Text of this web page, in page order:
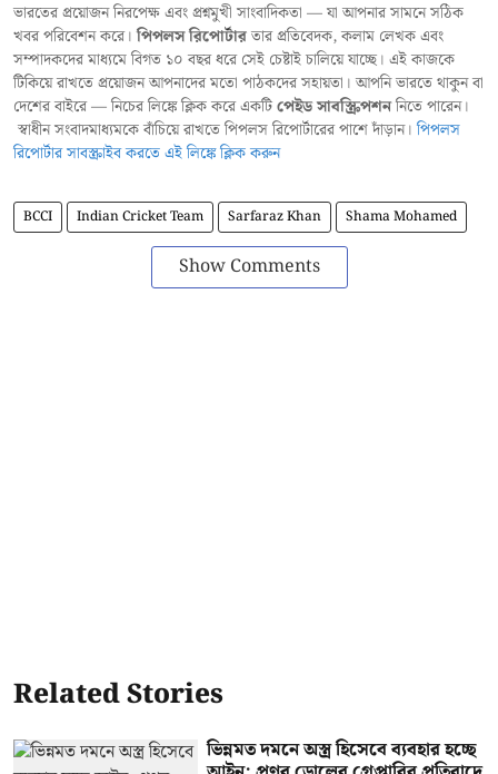
ভারতের প্রয়োজন নিরপেক্ষ এবং প্রশ্নমুখী সাংবাদিকতা — যা আপনার সামনে সঠিক
খবর পরিবেশন করে।পিপলস রিপোর্টারতার প্রতিবেদক, কলাম লেখক এবং
সম্পাদকদের মাধ্যমে বিগত ১০ বছর ধরে সেই চেষ্টাই চালিয়ে যাচ্ছে। এই কাজকে
টিকিয়ে রাখতে প্রয়োজন আপনাদের মতো পাঠকদের সহায়তা। আপনি ভারতে থাকুন বা
দেশের বাইরে — নিচের লিঙ্কে ক্লিক করে একটিপেইড সাবস্ক্রিপশননিতে পারেন।
স্বাধীন সংবাদমাধ্যমকে বাঁচিয়ে রাখতে পিপলস রিপোর্টারের পাশে দাঁড়ান।পিপলস
রিপোর্টার সাবস্ক্রাইব করতে এই লিঙ্কে ক্লিক করুন
BCCI Indian Cricket Team Sarfaraz Khan Shama Mohamed
Show Comments
Related Stories
ভিন্নমত দমনে অস্ত্র হিসেবে ব্যবহার হচ্ছে